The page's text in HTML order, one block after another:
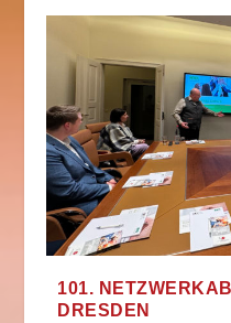
101.
DRESDEN